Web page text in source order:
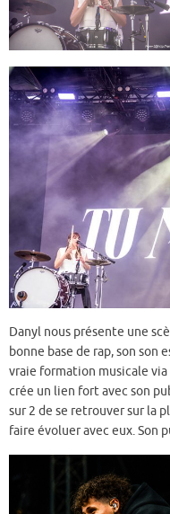
Danyl nous présente une
bonne base de rap, son son
vraie formation musicale
crée un lien fort avec son
sur 2 de se retrouver sur la
faire évoluer avec eux. Son